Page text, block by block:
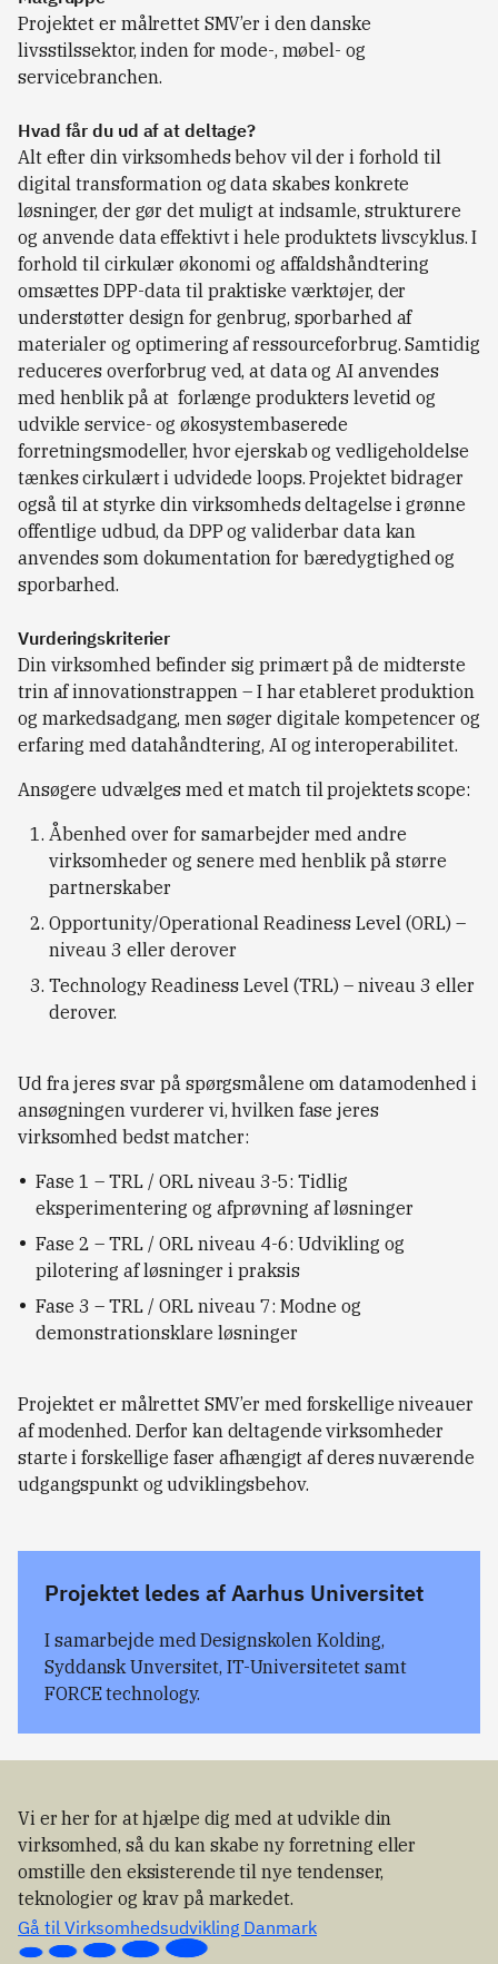
Projektet er målrettet SMV’er i den danske
livsstilssektor, inden for mode-, møbel- og
servicebranchen.
Hvad får du ud af at deltage?
Alt efter din virksomheds behov vil der i forhold til
digital transformation og data skabes konkrete
løsninger, der gør det muligt at indsamle, strukturere
og anvende data effektivt i hele produktets livscyklus. I
forhold til cirkulær økonomi og affaldshåndtering
omsættes DPP-data til praktiske værktøjer, der
understøtter design for genbrug, sporbarhed af
materialer og optimering af ressourceforbrug. Samtidig
reduceres overforbrug ved, at data og AI anvendes
med henblik på at forlænge produkters levetid og
udvikle service- og økosystembaserede
forretningsmodeller, hvor ejerskab og vedligeholdelse
tænkes cirkulært i udvidede loops. Projektet bidrager
også til at styrke din virksomheds deltagelse i grønne
offentlige udbud, da DPP og validerbar data kan
anvendes som dokumentation for bæredygtighed og
sporbarhed.
Vurderingskriterier
Din virksomhed befinder sig primært på de midterste
trin af innovationstrappen – I har etableret produktion
og markedsadgang, men søger digitale kompetencer og
erfaring med datahåndtering, AI og interoperabilitet.
Ansøgere udvælges med et match til projektets scope:
Åbenhed over for samarbejder med andre
virksomheder og senere med henblik på større
partnerskaber
Opportunity/Operational Readiness Level (ORL) –
niveau 3 eller derover
Technology Readiness Level (TRL) – niveau 3 eller
derover.
Ud fra jeres svar på spørgsmålene om datamodenhed i
ansøgningen vurderer vi, hvilken fase jeres
virksomhed bedst matcher:
Fase 1 – TRL / ORL niveau 3-5: Tidlig
eksperimentering og afprøvning af løsninger
Fase 2 – TRL / ORL niveau 4-6: Udvikling og
pilotering af løsninger i praksis
Fase 3 – TRL / ORL niveau 7: Modne og
demonstrationsklare løsninger
Projektet er målrettet SMV’er med forskellige niveauer
af modenhed. Derfor kan deltagende virksomheder
starte i forskellige faser afhængigt af deres nuværende
udgangspunkt og udviklingsbehov.
Projektet ledes af Aarhus Universitet
I samarbejde med Designskolen Kolding,
Syddansk Unversitet, IT-Universitetet samt
FORCE technology.
Vi er her for at hjælpe dig med at udvikle din
virksomhed, så du kan skabe ny forretning eller
omstille den eksisterende til nye tendenser,
teknologier og krav på markedet.
Gå til Virksomhedsudvikling Danmark